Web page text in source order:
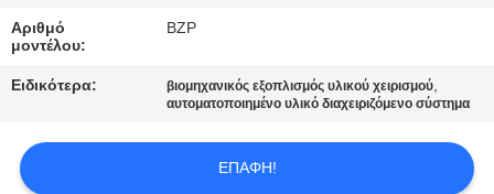
ΕΙΔΉΣΕΙΣ
ΖΗΤΉΣΤΕ
Αριθμό
μοντέλου:
BZP
Ειδικότερα: βιομηχανικός εξοπλισμός υλικού χειρισμού,
αυτοματοποιημένο υλικό διαχειριζόμενο σύστημα
ΕΠΑΦΉ!